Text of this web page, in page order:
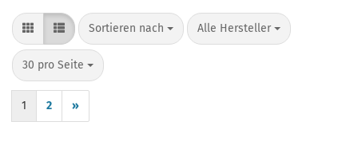
Sortieren nach
Sortieren nach Alle Hersteller
pro Seite
30 pro Seite
pro Seite
1 2 »